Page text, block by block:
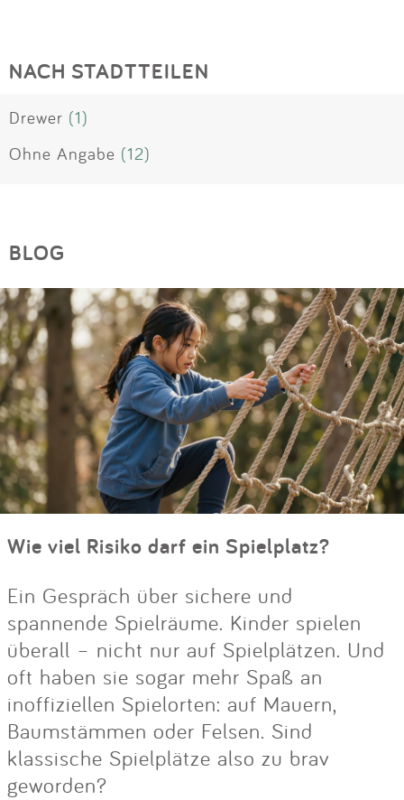
NACH STADTTEILEN
Drewer (1)
Ohne Angabe (12)
BLOG
Wie viel Risiko darf ein Spielplatz?
Ein Gespräch über sichere und
spannende Spielräume. Kinder spielen
überall – nicht nur auf Spielplätzen. Und
oft haben sie sogar mehr Spaß an
inoffiziellen Spielorten: auf Mauern,
Baumstämmen oder Felsen. Sind
klassische Spielplätze also zu brav
geworden?